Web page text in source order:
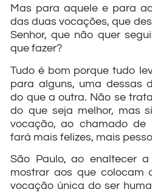
Mas para aquele e para
das duas vocações, que
Senhor, que não quer
que fazer?
Tudo é bom porque tudo
para alguns, uma dessas
do que a outra. Não se
do que seja melhor, mas
vocação, ao chamado de
fará mais felizes, mais
São Paulo, ao enaltecer
mostrar aos que colocam
vocação única do ser